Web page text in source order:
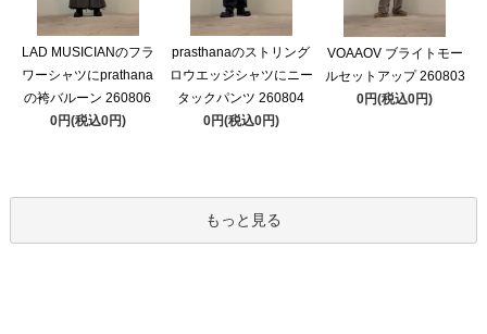
LAD MUSICIANのフラ
ワーシャツにprathana
の袴バルーン 260806
0円(税込0円)
prasthanaのストリング
ロウエッジシャツにニー
タックパンツ 260804
0円(税込0円)
VOAAOV ブライトモー
ルセットアップ 260803
0円(税込0円)
もっと見る